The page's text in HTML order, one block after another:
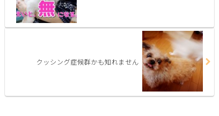
クッシング症候群かも知れません